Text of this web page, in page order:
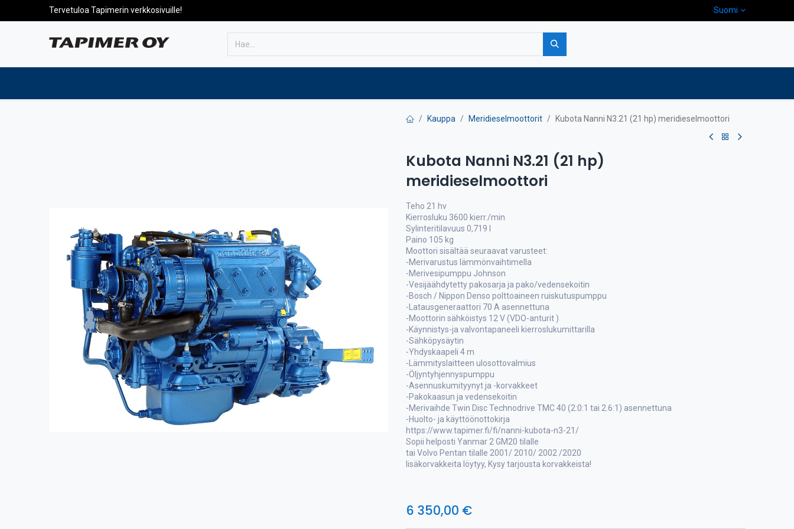
Tervetuloa Tapimerin verkkosivuille! Suomi
Kauppa Meridieselmoottorit Kubota Nanni N3.21 (21 hp) meridieselmoottori
Kubota Nanni N3.21 (21 hp)
meridieselmoottori
Teho 21 hv
Kierrosluku 3600 kierr./min
Sylinteritilavuus 0,719 l
Paino 105 kg
Moottori sisältää seuraavat varusteet:
-Merivarustus lämmönvaihtimella
-Merivesipumppu Johnson
-Vesijäähdytetty pakosarja ja pako/vedensekoitin
-Bosch / Nippon Denso polttoaineen ruiskutuspumppu
-Latausgeneraattori 70 A asennettuna
-Moottorin sähköistys 12 V (VDO-anturit )
-Käynnistys-ja valvontapaneeli kierroslukumittarilla
-Sähköpysäytin
-Yhdyskaapeli 4 m
-Lämmityslaitteen ulosottovalmius
-Öljyntyhjennyspumppu
-Asennuskumityynyt ja -korvakkeet
-Pakokaasun ja vedensekoitin
-Merivaihde Twin Disc Technodrive TMC 40 (2:0:1 tai 2.6:1) asennettuna
-Huolto- ja käyttöönottokirja
https://www.tapimer.fi/fi/nanni-kubota-n3-21/
Sopii helposti Yanmar 2 GM20 tilalle
tai Volvo Pentan tilalle 2001/ 2010/ 2002 /2020
lisäkorvakkeita löytyy, Kysy tarjousta korvakkeista!
6 350,00 €